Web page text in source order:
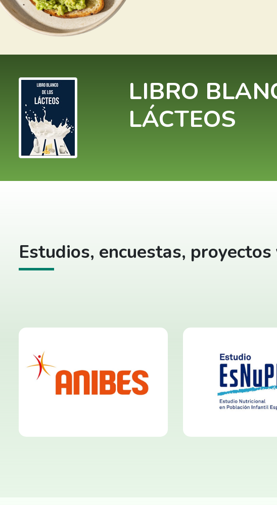
LIBRO
LÁCTEOS
Estudios, encuestas,